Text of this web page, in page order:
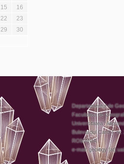
15
16
22
23
29
30
Departamentul de
Facultatea de
Universitatea
Bulevardul Carol I, nr.
ROMÂNIA
e-mail: geology [at]